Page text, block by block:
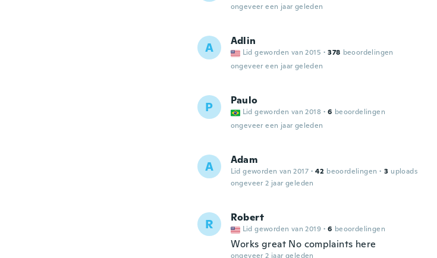
ongeveer een jaar geleden
A Adlin
Lid geworden van 2015 · 378 beoordelingen
ongeveer een jaar geleden
P Paulo
Lid geworden van 2018 · 6 beoordelingen
ongeveer een jaar geleden
A Adam
Lid geworden van 2017 · 42 beoordelingen · 3 uploads
ongeveer 2 jaar geleden
R Robert
Lid geworden van 2019 · 6 beoordelingen
Works great No complaints here
ongeveer 2 jaar geleden